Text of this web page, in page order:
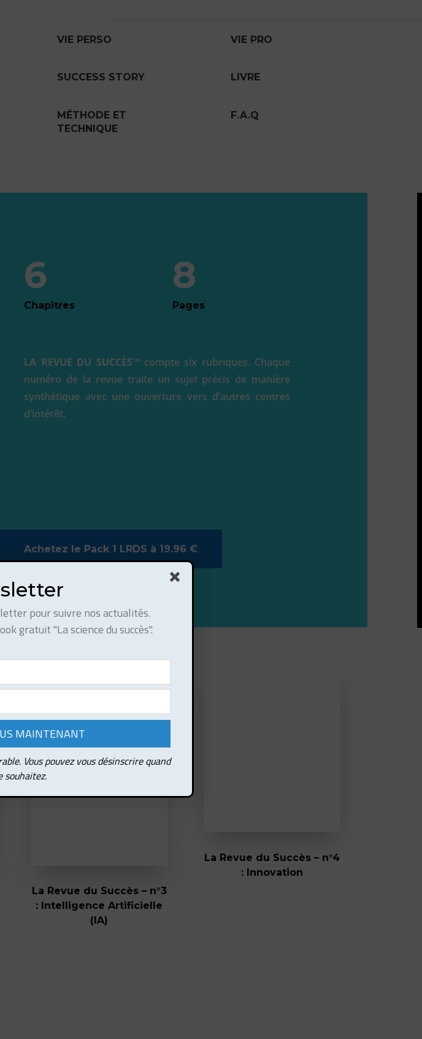
VIE PERSO
SUCCESS STORY
MÉTHODE ET
TECHNIQUE
VIE PRO
LIVRE
F.A.Q
6
Chapitres
8
Pages
LA REVUE DU SUCCÈS™ compte six rubriques. Chaque
numéro de la revue traite un sujet précis de manière
synthétique avec une ouverture vers d’autres centres
d’intérêt.
Achetez le Pack 1 LRDS à 19.96 €
La Revue du Succès – n°3
: Intelligence Artificielle
(IA)
La Revue du Succès – n°4
: Innovation
pour suivre nos actualités.
gratuit "La science du succès".
Vous pouvez vous désinscrire quand
souhaitez.